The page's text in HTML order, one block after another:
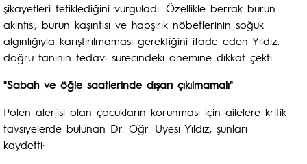
şikayetleri tetiklediğini vurguladı. Özellikle berrak burun
akıntısı, burun kaşıntısı ve hapşırık nöbetlerinin soğuk
algınlığıyla karıştırılmaması gerektiğini ifade eden Yıldız,
doğru tanının tedavi sürecindeki önemine dikkat çekti.
"Sabah ve öğle saatlerinde dışarı çıkılmamalı"
Polen alerjisi olan çocukların korunması için ailelere kritik
tavsiyelerde bulunan Dr. Öğr. Üyesi Yıldız, şunları
kaydetti: